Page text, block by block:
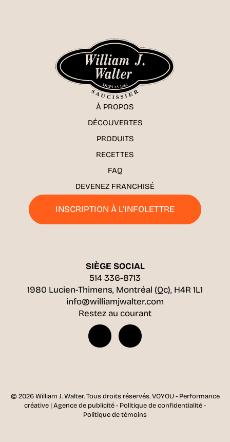
À PROPOS
DÉCOUVERTES
PRODUITS
RECETTES
FAQ
DEVENEZ FRANCHISÉ
INSCRIPTION À L'INFOLETTRE
SIÈGE SOCIAL
514 336-8713
1980 Lucien-Thimens, Montréal (Qc), H4R 1L1
info@williamjwalter.com
Restez au courant
© 2026 William J. Walter.Tous droits réservés. VOYOU - Performance
créative | Agence de publicité- Politique de confidentialité-
Politique de témoins